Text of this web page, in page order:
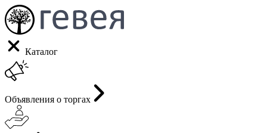
Каталог
Объявления о торгах